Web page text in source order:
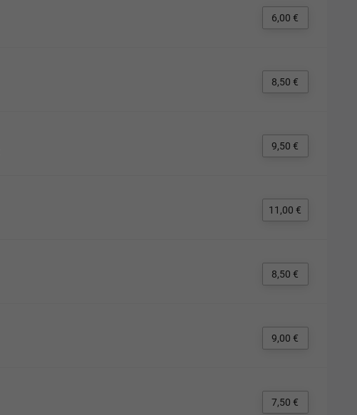
6,00 €
8,50 €
9,50 €
11,00 €
8,50 €
9,00 €
7,50 €